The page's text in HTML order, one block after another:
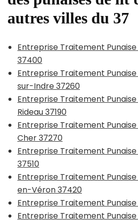
autres villes du 37
Entreprise Traitement
37400
Entreprise Traitement
sur-Indre 37260
Entreprise Traitement
Rideau 37190
Entreprise Traitement
Cher 37270
Entreprise Traitement
37510
Entreprise Traitement
en-Véron 37420
Entreprise Traitement Punaise
Entreprise Traitement Punaise